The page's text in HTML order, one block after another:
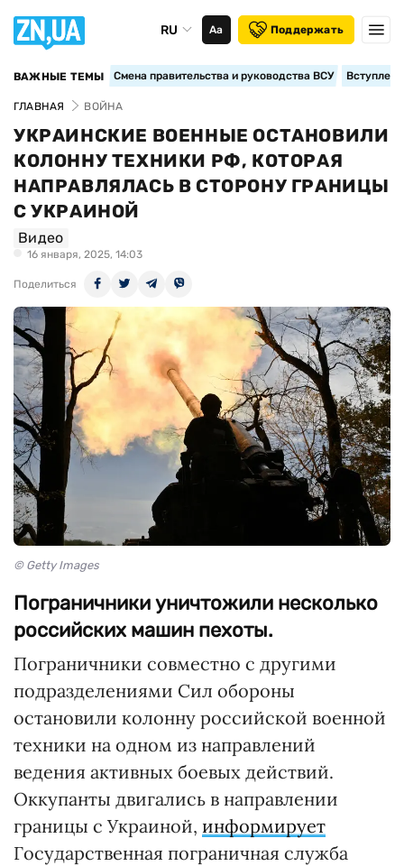
RU Аа Поддержать
ВАЖНЫЕ ТЕМЫ Смена правительства и руководства ВСУ
ГЛАВНАЯ ВОЙНА
УКРАИНСКИЕ ВОЕННЫЕ ОСТАНОВИЛИ
КОЛОННУ ТЕХНИКИ РФ, КОТОРАЯ
НАПРАВЛЯЛАСЬ В СТОРОНУ ГРАНИЦЫ
С УКРАИНОЙ
Видео
16 января, 2025, 14:03
Поделиться
© Getty Images
Пограничники уничтожили несколько
российских машин пехоты.
Пограничники совместно с другими
подразделениями Сил обороны
остановили колонну российской военной
техники на одном из направлений
ведения активных боевых действий.
Оккупанты двигались в направлении
границы с Украиной, информирует
Государственная пограничная служба